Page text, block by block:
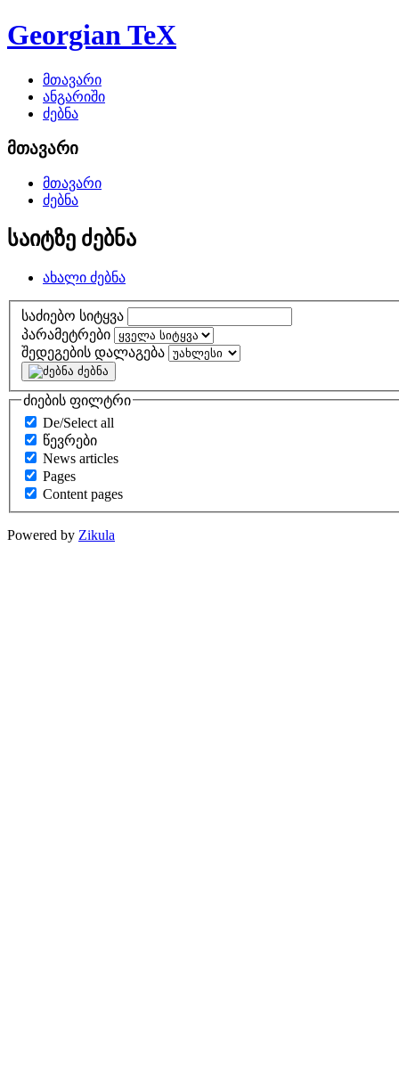
Georgian TeX
მთავარი
ანგარიში
ძებნა
მთავარი
მთავარი
ძებნა
საიტზე ძებნა
ახალი ძებნა
საძიებო სიტყვა
პარამეტრები
შედეგების დალაგება
ძებნა
ძიების ფილტრი
De/Select all
წევრები
News articles
Pages
Content pages
Powered by Zikula